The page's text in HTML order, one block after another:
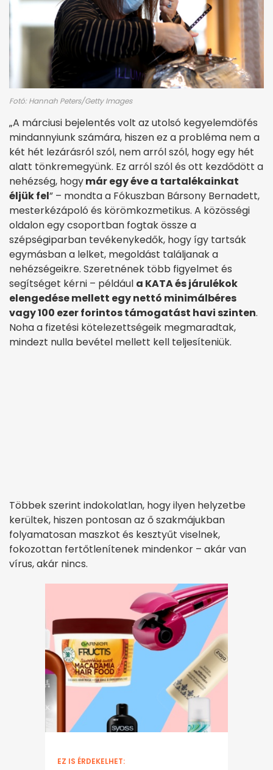
Fotó: Hannah Peters/Getty Images
„A márciusi bejelentés volt az utolsó kegyelemdöfés
mindannyiunk számára, hiszen ez a probléma nem a
két hét lezárásról szól, nem arról szól, hogy egy hét
alatt tönkremegyünk. Ez arról szól és ott kezdődött a
nehézség, hogymár egy éve a tartalékainkat
éljük fel” – mondta a Fókuszban Bársony Bernadett,
mesterkézápoló és körömkozmetikus. A közösségi
oldalon egy csoportban fogtak össze a
szépségiparban tevékenykedők, hogy így tartsák
egymásban a lelket, megoldást találjanak a
nehézségeikre. Szeretnének több figyelmet és
segítséget kérni – például a KATA és járulékok
elengedése mellett egy nettó minimálbéres
vagy 100 ezer forintos támogatást havi szinten.
Noha a fizetési kötelezettségeik megmaradtak,
mindezt nulla bevétel mellett kell teljesíteniük.
Többek szerint indokolatlan, hogy ilyen helyzetbe
kerültek, hiszen pontosan az ő szakmájukban
folyamatosan maszkot és kesztyűt viselnek,
fokozottan fertőtlenítenek mindenkor – akár van
vírus, akár nincs.
EZ IS ÉRDEKELHET: